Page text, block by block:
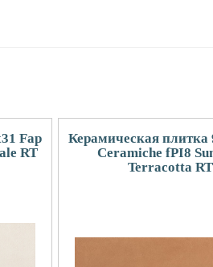
Fap
RT
Керамическая плитка
Ceramiche fPI8
Terracotta RT